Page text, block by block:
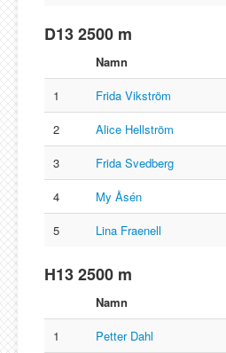
D13 2500 m
Namn
1
Frida Vikström
2
Alice Hellström
3
Frida Svedberg
4
My Åsén
5
Lina Fraenell
H13 2500 m
Namn
1
Petter Dahl